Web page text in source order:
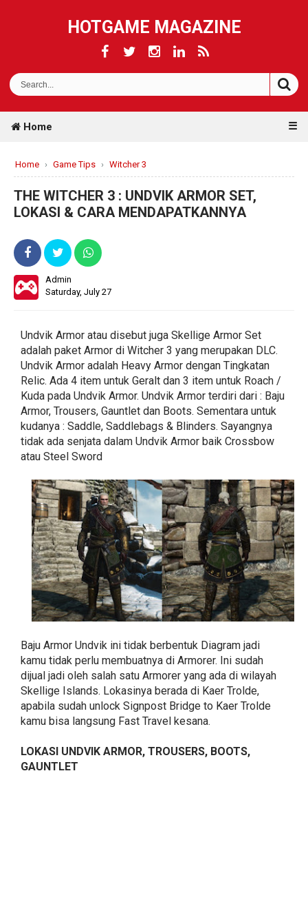
HOTGAME MAGAZINE
Home ☰
Home › Game Tips › Witcher 3
THE WITCHER 3 : UNDVIK ARMOR SET,
LOKASI & CARA MENDAPATKANNYA
Admin
Saturday, July 27
Undvik Armor atau disebut juga Skellige Armor Set
adalah paket Armor di Witcher 3 yang merupakan DLC.
Undvik Armor adalah Heavy Armor dengan Tingkatan
Relic. Ada 4 item untuk Geralt dan 3 item untuk Roach /
Kuda pada Undvik Armor. Undvik Armor terdiri dari : Baju
Armor, Trousers, Gauntlet dan Boots. Sementara untuk
kudanya : Saddle, Saddlebags & Blinders. Sayangnya
tidak ada senjata dalam Undvik Armor baik Crossbow
atau Steel Sword
Baju Armor Undvik ini tidak berbentuk Diagram jadi
kamu tidak perlu membuatnya di Armorer. Ini sudah
dijual jadi oleh salah satu Armorer yang ada di wilayah
Skellige Islands. Lokasinya berada di Kaer Trolde,
apabila sudah unlock Signpost Bridge to Kaer Trolde
kamu bisa langsung Fast Travel kesana.
LOKASI UNDVIK ARMOR, TROUSERS, BOOTS,
GAUNTLET